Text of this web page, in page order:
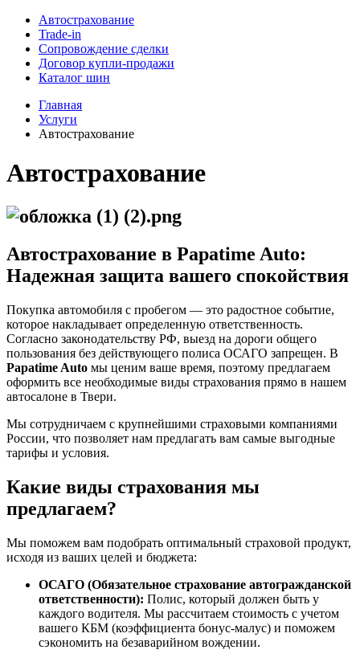
Автострахование
Trade-in
Сопровождение сделки
Договор купли-продажи
Каталог шин
Главная
Услуги
Автострахование
Автострахование
Автострахование в Papatime Auto:
Надежная защита вашего спокойствия
Покупка автомобиля с пробегом — это радостное событие,
которое накладывает определенную ответственность.
Согласно законодательству РФ, выезд на дороги общего
пользования без действующего полиса ОСАГО запрещен. В
Papatime Auto мы ценим ваше время, поэтому предлагаем
оформить все необходимые виды страхования прямо в нашем
автосалоне в Твери.
Мы сотрудничаем с крупнейшими страховыми компаниями
России, что позволяет нам предлагать вам самые выгодные
тарифы и условия.
Какие виды страхования мы
предлагаем?
Мы поможем вам подобрать оптимальный страховой продукт,
исходя из ваших целей и бюджета:
ОСАГО (Обязательное страхование автогражданской
ответственности): Полис, который должен быть у
каждого водителя. Мы рассчитаем стоимость с учетом
вашего КБМ (коэффициента бонус-малус) и поможем
сэкономить на безаварийном вождении.